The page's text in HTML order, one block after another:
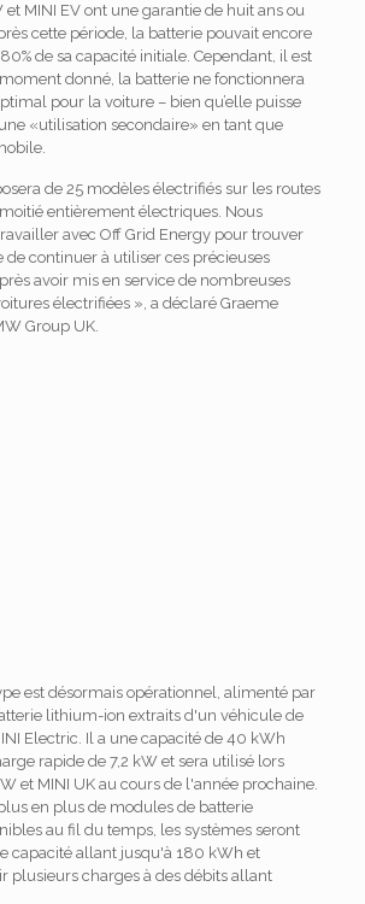
et MINI EV ont une garantie de huit ans ou
cette période, la batterie pouvait encore
de sa capacité initiale. Cependant, il est
donné, la batterie ne fonctionnera
pour la voiture – bien qu’elle puisse
«utilisation secondaire» en tant que
de 25 modèles électrifiés sur les routes
entièrement électriques. Nous
avec Off Grid Energy pour trouver
continuer à utiliser ces précieuses
avoir mis en service de nombreuses
électrifiées », a déclaré Graeme
Group UK.
est désormais opérationnel, alimenté par
lithium-ion extraits d'un véhicule de
Electric. Il a une capacité de 40 kWh
rapide de 7,2 kW et sera utilisé lors
et MINI UK au cours de l'année prochaine.
en plus de modules de batterie
au fil du temps, les systèmes seront
capacité allant jusqu'à 180 kWh et
plusieurs charges à des débits allant